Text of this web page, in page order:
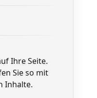
Ihre Seite.
Sie so mit
Inhalte.